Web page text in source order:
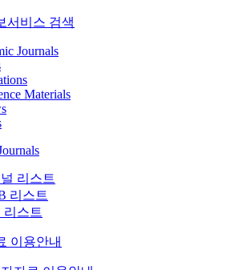
서비스 검색
Journals
Materials
리스트
리스트
리스트
이용안내